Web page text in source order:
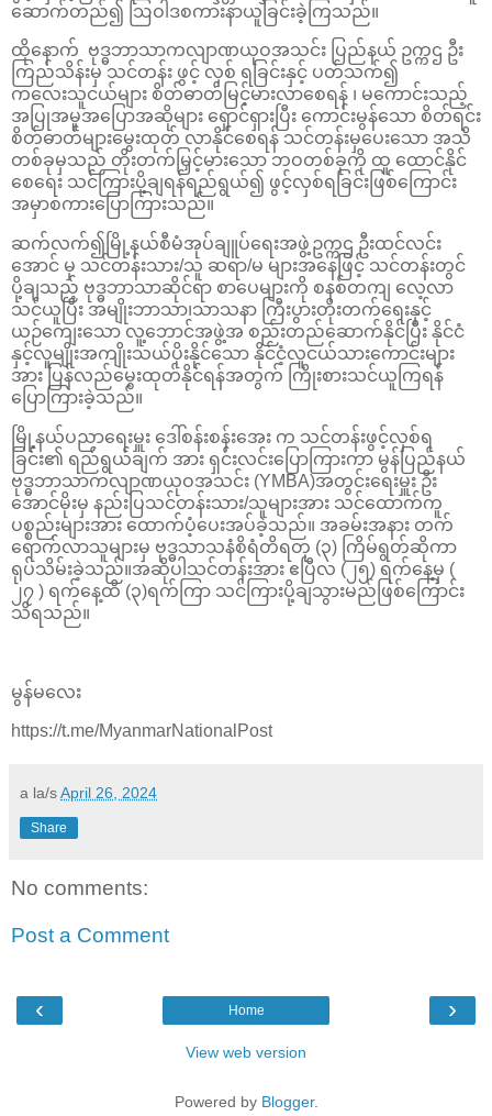
ဆောက်တည်၍ ဩဝါဒစကားနာယူခြင်းခဲ့ကြသည်။
ထိုနောက် ဗုဒ္ဓဘာသာကလျာဏယုဝအသင်း ပြည်နယ် ဥက္ကဌ ဦး
ကြည်သိန်းမှ သင်တန်း ဖွင့် လှစ် ရခြင်းနှင့် ပတ်သက်၍
ကလေးသူငယ်များ စိတ်ဓာတ်မြင့်မားလာစေရန် ၊ မကောင်းသည့်
အပြုအမူအပြောအဆိုများ ရှောင်ရှားပြီး ကောင်းမွန်သော စိတ်ရင်း
စိတ်ဓာတ်များမွေးထုတ် လာနိုင်စေရန် သင်တန်းမှပေးသော အသိ
တစ်ခုမှသည် တိုးတက်မြှင့်မားသော ဘဝတစ်ခုကို ထူ ထောင်နိုင်
စေရေး သင်ကြားပို့ချရန်ရည်ရွယ်၍ ဖွင့်လှစ်ရခြင်းဖြစ်ကြောင်း
အမှာစကားပြောကြားသည်။
ဆက်လက်၍မြို့နယ်စီမံအုပ်ချူပ်ရေးအဖွဲ့ဥက္ကဌ ဦးထင်လင်း
အောင် မှ သင်တန်းသား/သူ ဆရာ/မ များအနေဖြင့် သင်တန်းတွင်
ပို့ချသည့် ဗုဒ္ဓဘာသာဆိုင်ရာ စာပေများကို စနစ်တကျ လေ့လာ
သင်ယူပြီး အမျိုးဘာသာ၊သာသနာ ကြီးပွားတိုးတက်ရေးနှင့်
ယဉ်ကျေးသော လူ့ဘောင်အဖွဲ့အ စည်းတည်ဆောက်နိုင်ပြီး နိုင်ငံ
နှင့်လူမျိုးအကျိုးသယ်ပိုးနိုင်သော နိုင်ငံ့လူငယ်သားကောင်းများ
အား ပြန်လည်မွေးထုတ်နိုင်ရန်အတွက် ကြိုးစားသင်ယူကြရန်
ပြောကြားခဲ့သည်။
မြို့နယ်ပညာရေးမှူး ဒေါ်စန်းစန်းအေး က သင်တန်းဖွင့်လှစ်ရ
ခြင်း၏ ရည်ရွယ်ချက် အား ရှင်းလင်းပြောကြားကာ မွန်ပြည်နယ်
ဗုဒ္ဓဘာသာကလျာဏယုဝအသင်း (YMBA)အတွင်းရေးမှူး ဦး
အောင်မိုးမှ နည်းပြသင်တန်းသား/သူများအား သင်ထောက်ကူ
ပစ္စည်းများအား ထောက်ပံ့ပေးအပ်ခဲ့သည်။ အခမ်းအနား တက်
ရောက်လာသူများမှ ဗုဒ္ဓသာသနံစိရံတိရတု (၃) ကြိမ်ရွတ်ဆိုကာ
ရုပ်သိမ်းခဲ့သည်။အဆိုပါသင်တန်းအား ဧပြီလ (၂၅) ရက်နေ့မှ (
၂၇ ) ရက်နေ့ထိ (၃)ရက်ကြာ သင်ကြားပို့ချသွားမည်ဖြစ်ကြောင်း
သိရသည်။
မွန်မလေး
https://t.me/MyanmarNationalPost
a la/sApril 26, 2024
Share
No comments:
Post a Comment
‹ ›
Home
View web version
Powered by Blogger.